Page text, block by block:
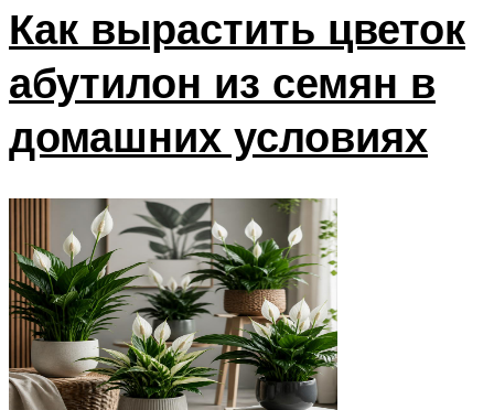
Как вырастить цветок
абутилон из семян в
домашних условиях